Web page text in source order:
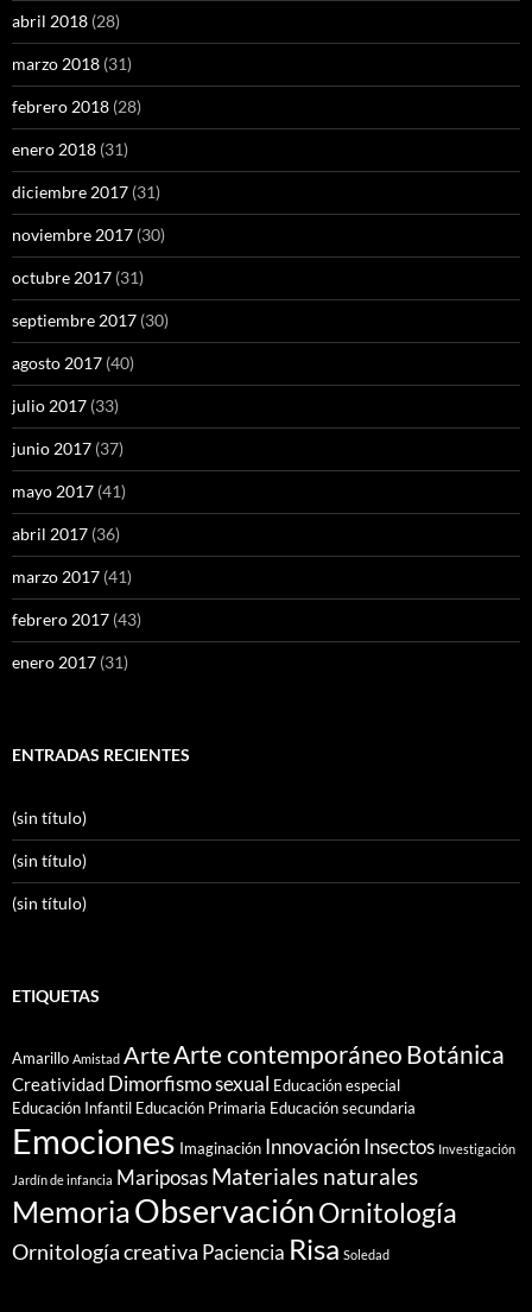
abril 2018 (28)
marzo 2018 (31)
febrero 2018 (28)
enero 2018 (31)
diciembre 2017 (31)
noviembre 2017 (30)
octubre 2017 (31)
septiembre 2017 (30)
agosto 2017 (40)
julio 2017 (33)
junio 2017 (37)
mayo 2017 (41)
abril 2017 (36)
marzo 2017 (41)
febrero 2017 (43)
enero 2017 (31)
ENTRADAS RECIENTES
(sin título)
(sin título)
(sin título)
ETIQUETAS
Amarillo Amistad ArteArte contemporáneo Botánica
Creatividad Dimorfismo sexual Educación especial
Educación Infantil Educación Primaria Educación secundaria
Emociones Imaginación InnovaciónInsectos Investigación
Jardín de infancia MariposasMateriales naturales
MemoriaObservaciónOrnitología
Ornitología creativa Paciencia Risa Soledad